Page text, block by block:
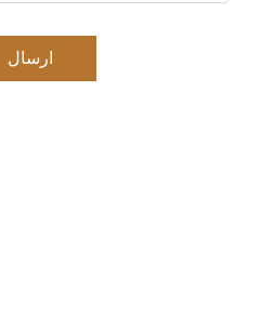
ارسال